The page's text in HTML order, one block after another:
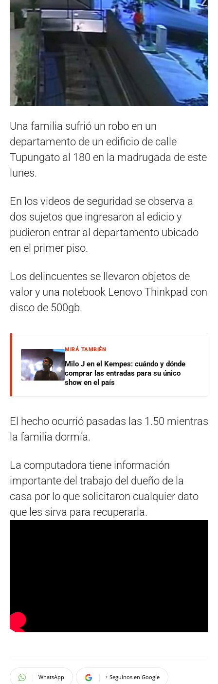
Una familia sufrió un robo en un
departamento de un edificio de calle
Tupungato al 180 en la madrugada de este
lunes.
En los videos de seguridad se observa a
dos sujetos que ingresaron al edicio y
pudieron entrar al departamento ubicado
en el primer piso.
Los delincuentes se llevaron objetos de
valor y una notebook Lenovo Thinkpad con
disco de 500gb.
MIRÁ TAMBIÉN
Milo J en el Kempes: cuándo y dónde
comprar las entradas para su único
show en el país
El hecho ocurrió pasadas las 1.50 mientras
la familia dormía.
La computadora tiene información
importante del trabajo del dueño de la
casa por lo que solicitaron cualquier dato
que les sirva para recuperarla.
WhatsApp + Seguinos en Google